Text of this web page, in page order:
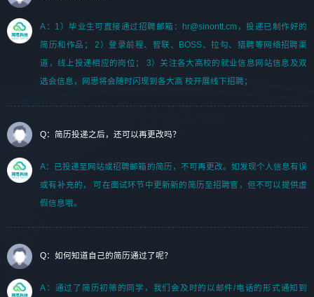
A：1）毕业生可直接通过招聘邮箱：hr@sinontt.cm，投递已制作好的
简历和作品； 2）登录前程、智联、BOSS、拉勾、猎聘等网络招聘渠
道，线上投递相应的岗位； 3）关注各大高校的就业信息网站信息及双
选会信息，网思将会随时闪现到各大高 校开展线下招聘；
Q：简历投递之后，还可以再更改吗？
A：已投递至网站或招聘邮箱的简历，不可再更改。如发现个人信息有误
或有补充的， 可在面试环节中更新新的简历至招聘官，但不可以提供虚
假信息哦。
Q：如何知道自己的简历通过了呢？
A：通过了简历初筛的同学，我们会及时的以邮件/电话的形式通知到